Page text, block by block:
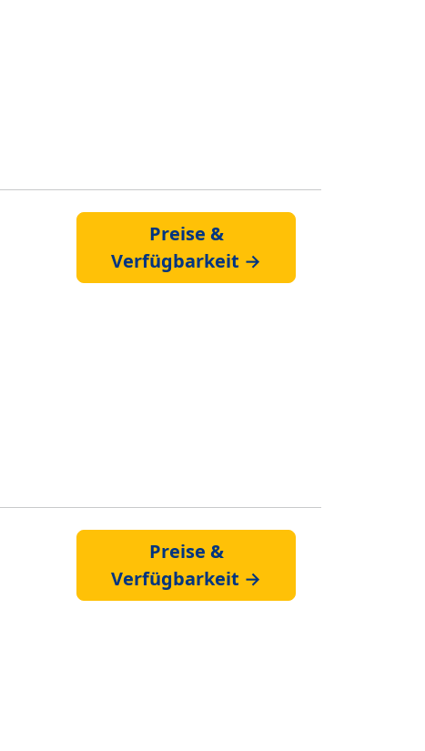
Preise &
Verfügbarkeit →
Preise &
Verfügbarkeit →